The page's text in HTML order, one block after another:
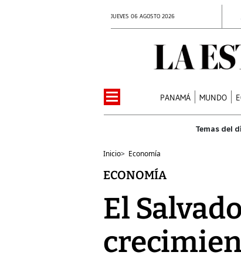
JUEVES 06 AGOSTO 2026
PANAMÁ MUNDO
Inicio> Economía
ECONOMÍA
El